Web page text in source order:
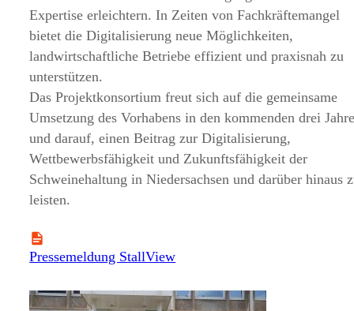
Expertise erleichtern. In Zeiten von Fachkräftemangel
bietet die Digitalisierung neue Möglichkeiten,
landwirtschaftliche Betriebe effizient und praxisnah zu
unterstützen.
Das Projektkonsortium freut sich auf die gemeinsame
Umsetzung des Vorhabens in den kommenden drei
und darauf, einen Beitrag zur Digitalisierung,
Wettbewerbsfähigkeit und Zukunftsfähigkeit der
Schweinehaltung in Niedersachsen und darüber hinaus
leisten.
Pressemeldung StallView